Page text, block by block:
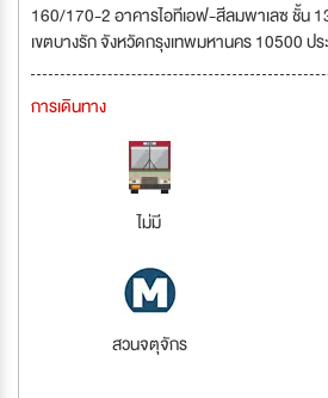
160/170-2 อาคารไอทีเอฟ-สีลมพาเลซ ชั้น
เขตบางรัก จังหวัดกรุงเทพมหานคร 10500 ปร
การเดินทาง
ไม่มี
สวนจตุจักร